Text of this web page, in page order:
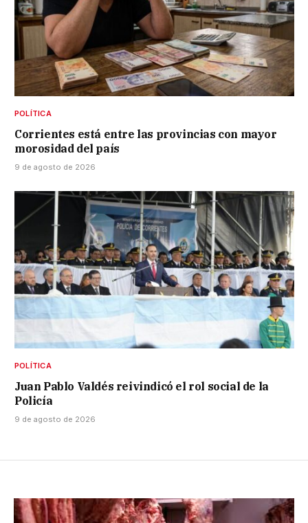
POLÍTICA
Corrientes está entre las provincias con mayor
morosidad del país
9 de agosto de 2026
POLÍTICA
Juan Pablo Valdés reivindicó el rol social de la
Policía
9 de agosto de 2026